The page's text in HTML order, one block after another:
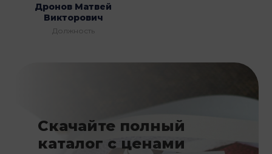
Дронов Матвей
Викторович
Должность
Скачайте полный
каталог с ценами